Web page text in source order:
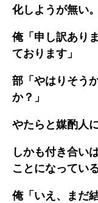
化しようが無い。
俺「申し訳あり
ております」
部「やはりそう
か？」
やたらと媒酌人
しかも付き合い
ことになってい
俺「いえ、まだ